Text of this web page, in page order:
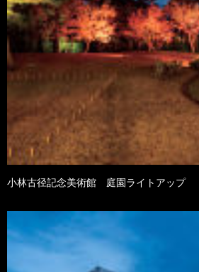
小林古径記念美術館 庭園ライトアップ